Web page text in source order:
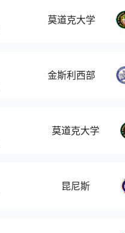
莫道克大学
金斯利西部
莫道克大学
昆尼斯